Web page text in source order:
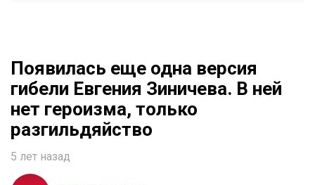
Появилась еще одна версия
гибели Евгения Зиничева. В ней
нет героизма, только
разгильдяйство
5 лет назад